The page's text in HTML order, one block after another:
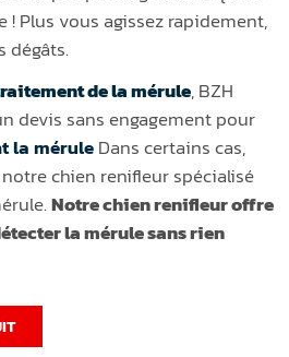
! Plus vous agissez rapidement,
dégâts.
de la mérule, BZH
devis sans engagement pour
la méruleDans certains cas,
chien renifleur spécialisé
Notre chien renifleur offre
la mérule sans rien